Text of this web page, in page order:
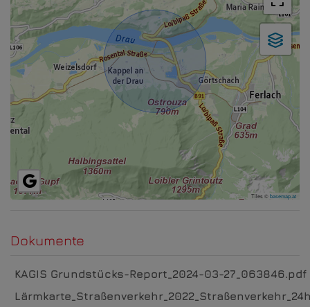
Tiles ©basemap.at
Dokumente
KAGIS Grundstücks-Report_2024-03-27_063846.pdf